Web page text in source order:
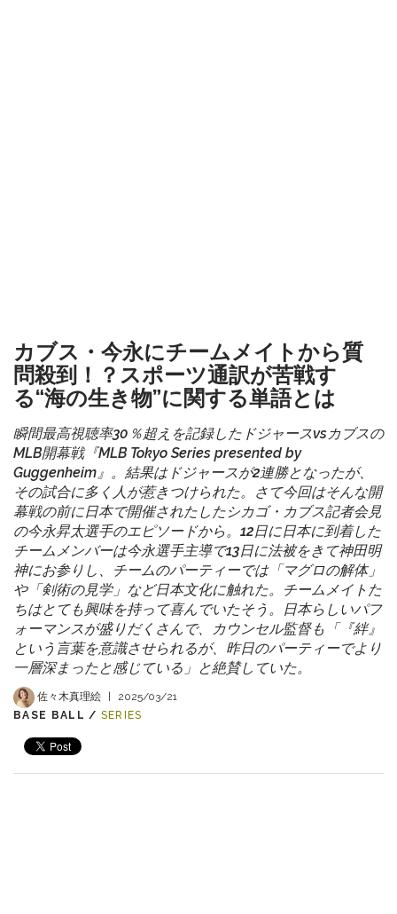
カブス・今永にチームメイトから質
問殺到！？スポーツ通訳が苦戦す
る“海の生き物”に関する単語とは
瞬間最高視聴率30％超えを記録したドジャースvsカブスの
MLB開幕戦『MLB Tokyo Series presented by
Guggenheim』。結果はドジャースが2連勝となったが、
その試合に多く人が惹きつけられた。さて今回はそんな開
幕戦の前に日本で開催されたしたシカゴ・カブス記者会見
の今永昇太選手のエピソードから。12日に日本に到着した
チームメンバーは今永選手主導で13日に法被をきて神田明
神にお参りし、チームのパーティーでは「マグロの解体」
や「剣術の見学」など日本文化に触れた。チームメイトた
ちはとても興味を持って喜んでいたそう。日本らしいパフ
ォーマンスが盛りだくさんで、カウンセル監督も「『絆』
という言葉を意識させられるが、昨日のパーティーでより
一層深まったと感じている」と絶賛していた。
佐々木真理絵
2025/03/21
BASE BALL / SERIES